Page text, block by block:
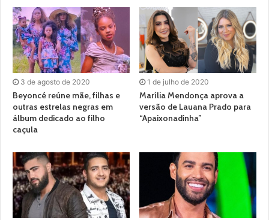
3 de agosto de 2020
Beyoncé reúne mãe, filhas e
outras estrelas negras em
álbum dedicado ao filho
caçula
1 de julho de 2020
Marília Mendonça aprova a
versão de Lauana Prado para
“Apaixonadinha”